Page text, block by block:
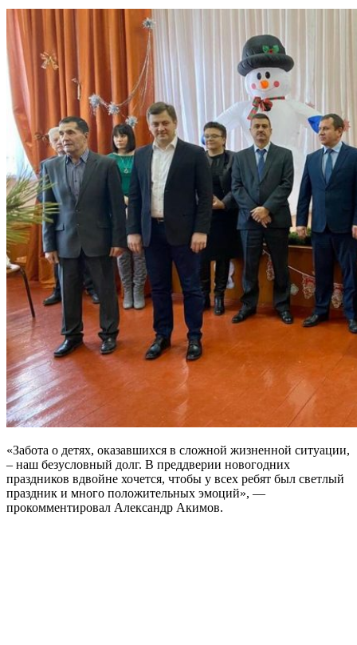
«Забота о детях, оказавшихся в сложной жизненной ситуации,
– наш безусловный долг. В преддверии новогодних
праздников вдвойне хочется, чтобы у всех ребят был светлый
праздник и много положительных эмоций», —
прокомментировал Александр Акимов.